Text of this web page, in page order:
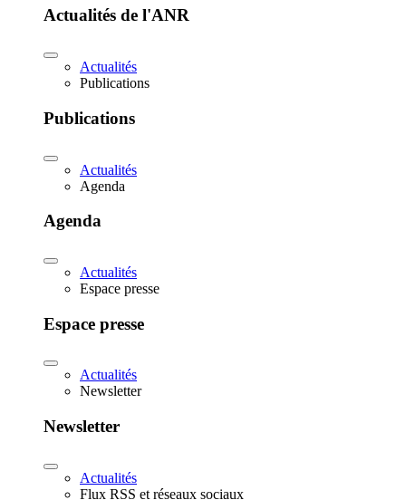
Actualités de l'ANR
Actualités
Publications
Publications
Actualités
Agenda
Agenda
Actualités
Espace presse
Espace presse
Actualités
Newsletter
Newsletter
Actualités
Flux RSS et réseaux sociaux